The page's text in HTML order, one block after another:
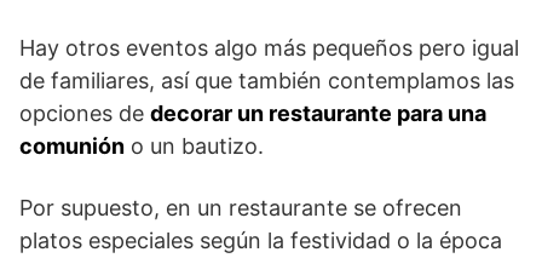
Hay otros eventos algo más pequeños pero igual
de familiares, así que también contemplamos las
opciones de decorar un restaurante para una
comunión o un bautizo.
Por supuesto, en un restaurante se ofrecen
platos especiales según la festividad o la época